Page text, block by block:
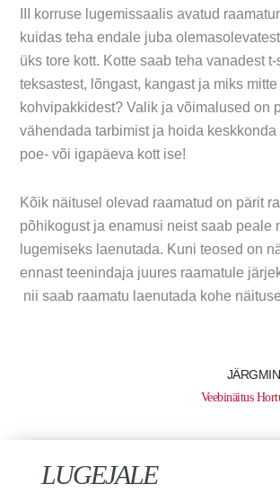
III korruse lugemissaalis avatud
kuidas teha endale juba
üks tore kott. Kotte saab teha vanadest
teksastest, lõngast, kangast ja miks
kohvipakkidest? Valik ja võimalused on
vähendada tarbimist ja hoida
poe- või igapäeva kott ise!
Kõik näitusel olevad raamatud on pärit
põhikogust ja enamusi neist saab peale
lugemiseks laenutada. Kuni teosed on
ennast teenindaja juures raamatule
nii saab raamatu laenutada kohe
LUGEJALE